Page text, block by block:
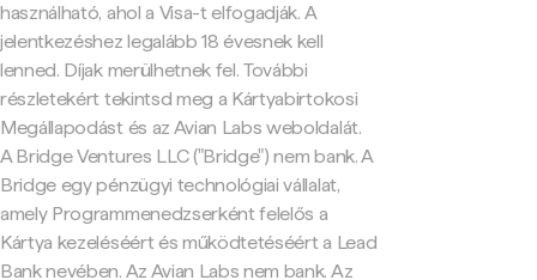
használható, ahol a Visa-t elfogadják. A
jelentkezéshez legalább 18 évesnek kell
lenned. Díjak merülhetnek fel. További
részletekért tekintsd meg a Kártyabirtokosi
Megállapodást és az Avian Labs weboldalát.
A Bridge Ventures LLC ("Bridge") nem bank. A
Bridge egy pénzügyi technológiai vállalat,
amely Programmenedzserként felelős a
Kártya kezeléséért és működtetéséért a Lead
Bank nevében. Az Avian Labs nem bank. Az